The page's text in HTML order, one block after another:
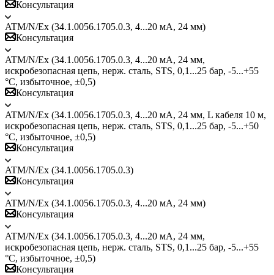
Консультация
ATM/N/Ex (34.1.0056.1705.0.3, 4...20 мА, 24 мм)
Консультация
ATM/N/Ex (34.1.0056.1705.0.3, 4...20 мА, 24 мм,
искробезопасная цепь, нерж. сталь, STS, 0,1...25 бар, -5...+55
°C, избыточное, ±0,5)
Консультация
ATM/N/Ex (34.1.0056.1705.0.3, 4...20 мА, 24 мм, L кабеля 10 м,
искробезопасная цепь, нерж. сталь, STS, 0,1...25 бар, -5...+50
°C, избыточное, ±0,5)
Консультация
ATM/N/Ex (34.1.0056.1705.0.3)
Консультация
ATM/N/Ex (34.1.0056.1705.0.3, 4...20 мА, 24 мм)
Консультация
ATM/N/Ex (34.1.0056.1705.0.3, 4...20 мА, 24 мм,
искробезопасная цепь, нерж. сталь, STS, 0,1...25 бар, -5...+55
°C, избыточное, ±0,5)
Консультация